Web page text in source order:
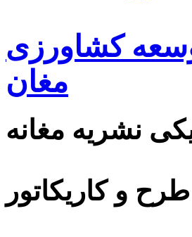
کشاورزی
مغان
نشریه مغانه
طرح و کاریکاتور